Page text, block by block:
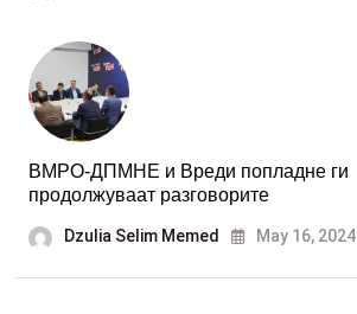
ВМРО-ДПМНЕ и Вреди попладне ги
продолжуваат разговорите
Dzulia Selim Memed May 16, 2024